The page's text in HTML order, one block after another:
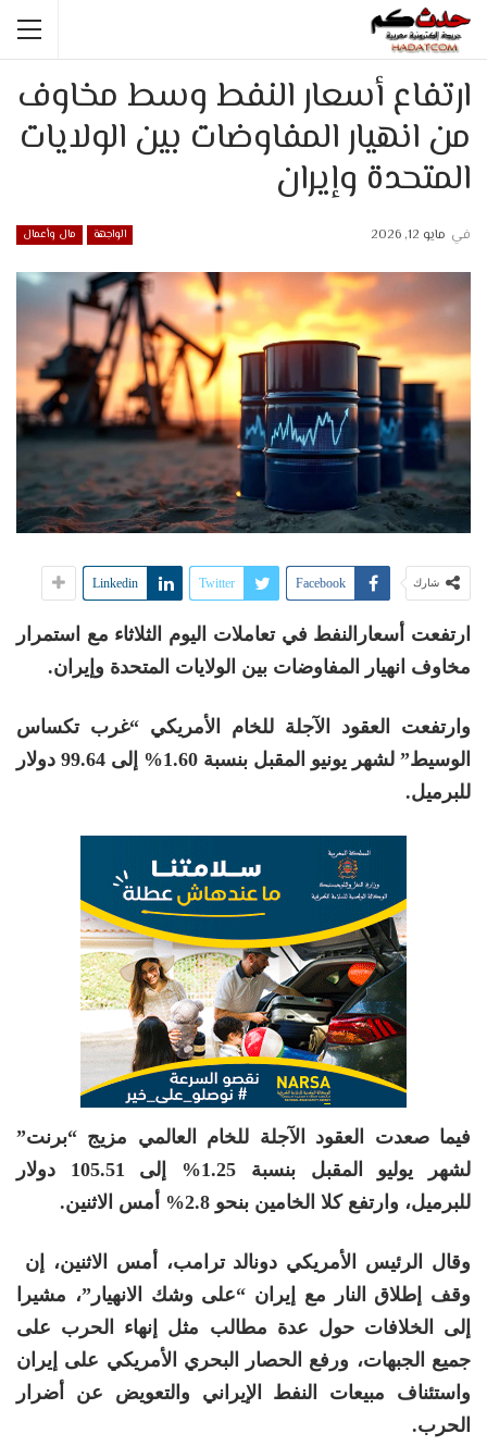
ارتفاع أسعار النفط وسط مخاوف
من انهيار المفاوضات بين الولايات
المتحدة وإيران
الواجهة مال وأعمال في مايو 12, 2026
شارك Facebook
Twitter
Linkedin
ارتفعت أسعارالنفط في تعاملات اليوم الثلاثاء مع استمرار
مخاوف انهيار المفاوضات بين الولايات المتحدة وإيران.
وارتفعت العقود الآجلة للخام الأمريكي “غرب تكساس
الوسيط” لشهر يونيو المقبل بنسبة 1.60% إلى 99.64 دولار
للبرميل.
فيما صعدت العقود الآجلة للخام العالمي مزيج “برنت”
لشهر يوليو المقبل بنسبة 1.25% إلى 105.51 دولار
للبرميل، وارتفع كلا الخامين بنحو 2.8% أمس الاثنين.
وقال الرئيس الأمريكي دونالد ترامب، أمس الاثنين، إن ​
وقف إطلاق النار مع إيران “على وشك الانهيار”، مشيرا
إلى الخلافات حول عدة مطالب مثل إنهاء الحرب ​على
جميع الجبهات، ورفع الحصار البحري الأمريكي على إيران
واستئناف مبيعات النفط الإيراني والتعويض ⁠عن أضرار
الحرب.